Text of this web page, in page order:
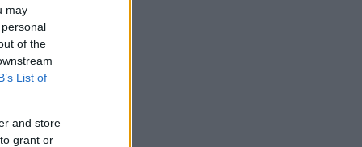
may
of the
List of
and store
grant or